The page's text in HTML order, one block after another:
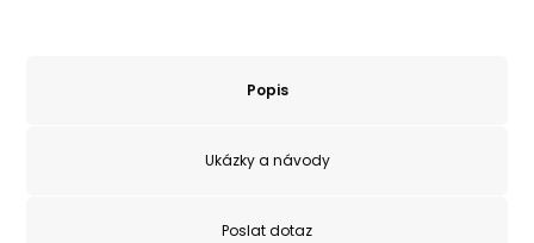
Popis
Ukázky a návody
Poslat dotaz